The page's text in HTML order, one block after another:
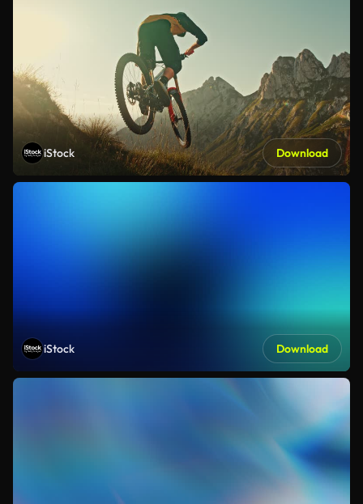
iStock Download
iStock Download